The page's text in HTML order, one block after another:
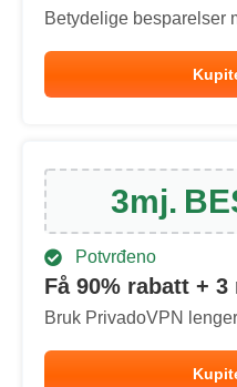
Betydelige besparelser
3mj.
Potvrđeno
Få 90% rabatt + 3
Bruk PrivadoVPN